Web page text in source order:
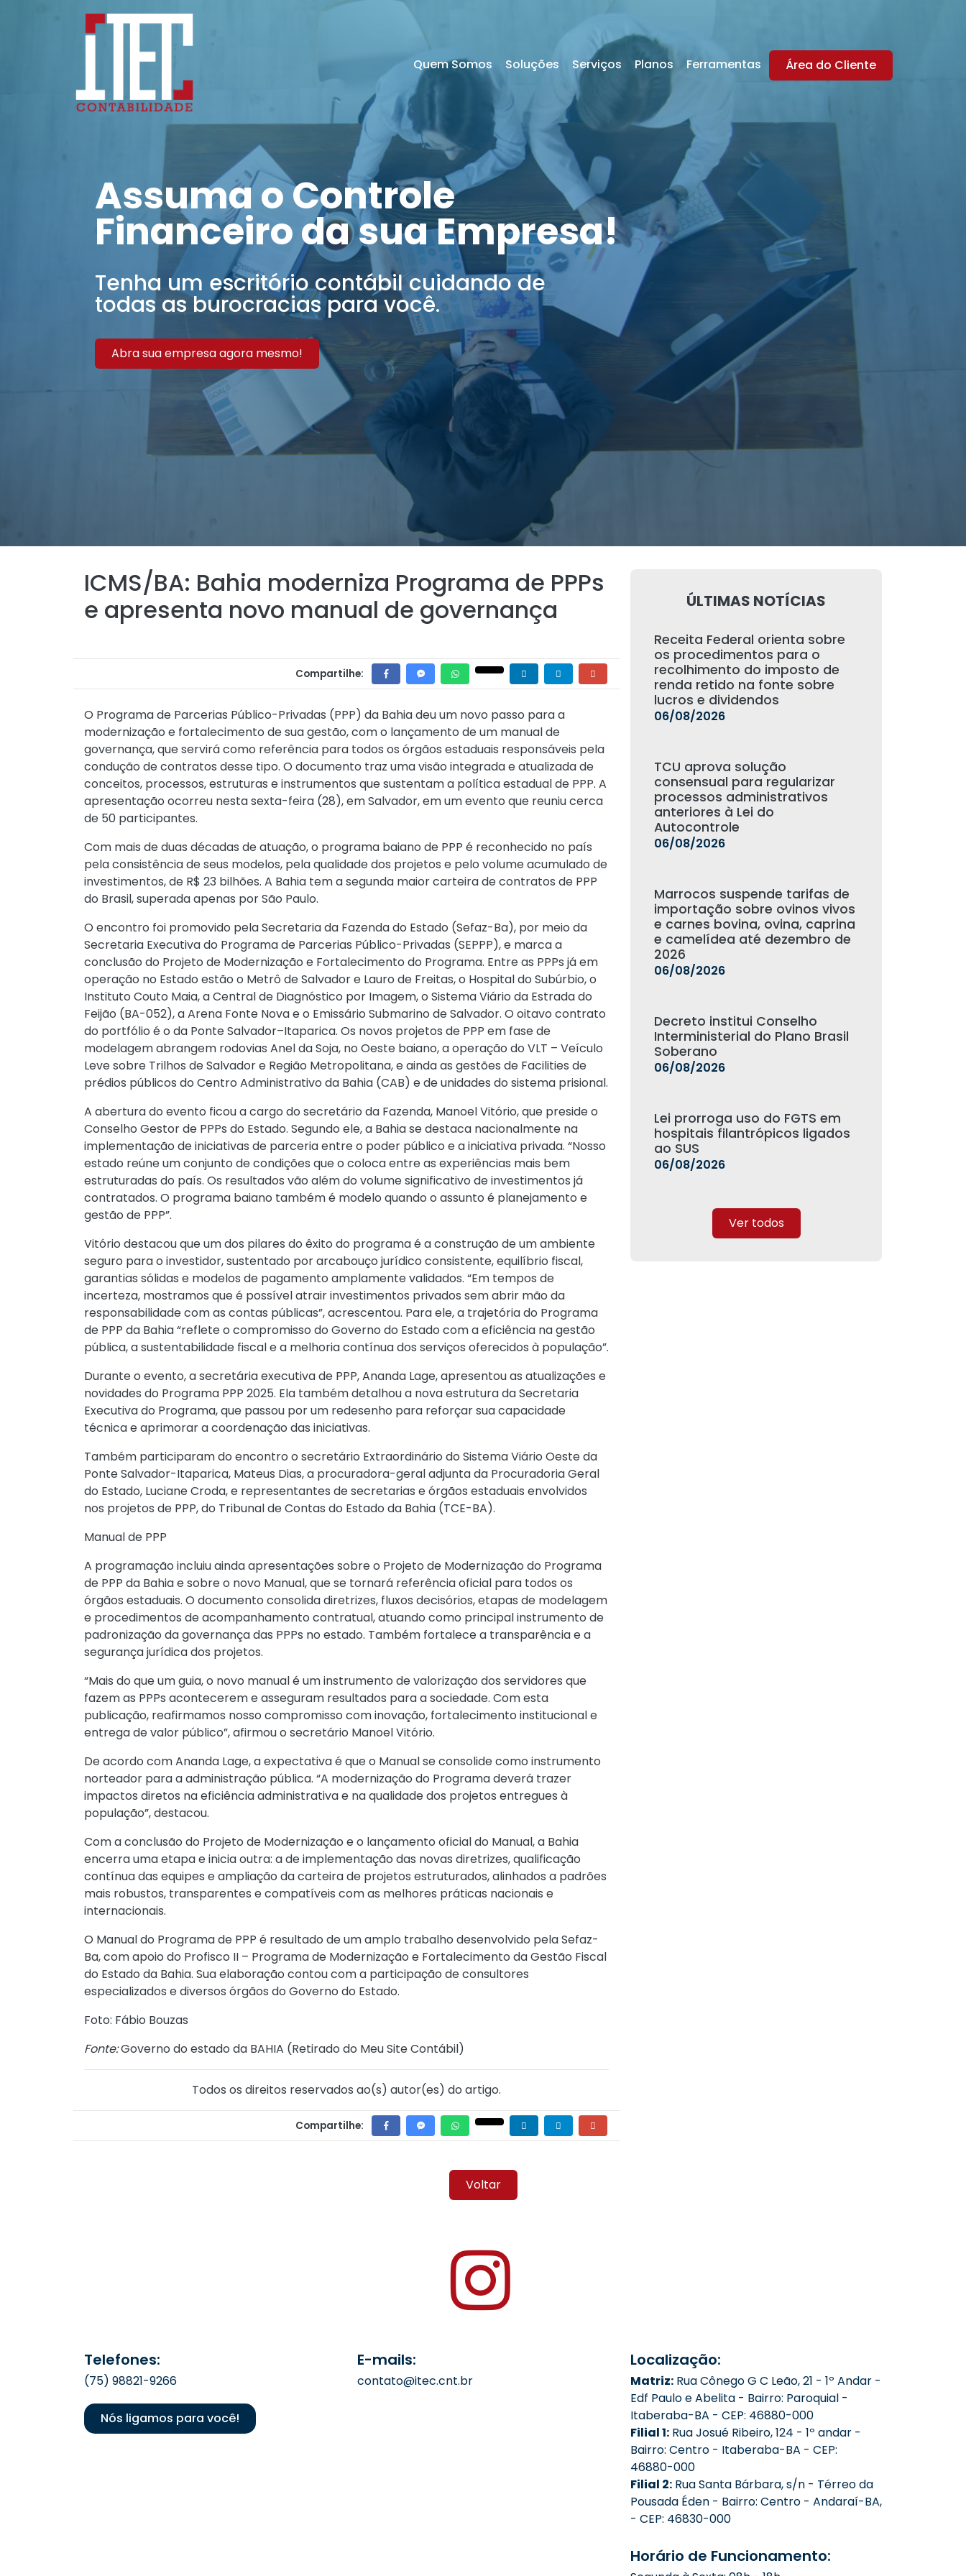
Quem Somos Soluções Serviços Planos Ferramentas Área do Cliente
Assuma o Controle
Financeiro da sua Empresa!
Tenha um escritório contábil cuidando de
todas as burocracias para você.
Abra sua empresa agora mesmo!
ICMS/BA: Bahia moderniza Programa de PPPs
e apresenta novo manual de governança
Compartilhe:
O Programa de Parcerias Público-Privadas (PPP) da Bahia deu um novo passo para a
modernização e fortalecimento de sua gestão, com o lançamento de um manual de
governança, que servirá como referência para todos os órgãos estaduais responsáveis pela
condução de contratos desse tipo. O documento traz uma visão integrada e atualizada de
conceitos, processos, estruturas e instrumentos que sustentam a política estadual de PPP. A
apresentação ocorreu nesta sexta-feira (28), em Salvador, em um evento que reuniu cerca
de 50 participantes.
Com mais de duas décadas de atuação, o programa baiano de PPP é reconhecido no país
pela consistência de seus modelos, pela qualidade dos projetos e pelo volume acumulado de
investimentos, de R$ 23 bilhões. A Bahia tem a segunda maior carteira de contratos de PPP
do Brasil, superada apenas por São Paulo.
O encontro foi promovido pela Secretaria da Fazenda do Estado (Sefaz-Ba), por meio da
Secretaria Executiva do Programa de Parcerias Público-Privadas (SEPPP), e marca a
conclusão do Projeto de Modernização e Fortalecimento do Programa. Entre as PPPs já em
operação no Estado estão o Metrô de Salvador e Lauro de Freitas, o Hospital do Subúrbio, o
Instituto Couto Maia, a Central de Diagnóstico por Imagem, o Sistema Viário da Estrada do
Feijão (BA-052), a Arena Fonte Nova e o Emissário Submarino de Salvador. O oitavo contrato
do portfólio é o da Ponte Salvador–Itaparica. Os novos projetos de PPP em fase de
modelagem abrangem rodovias Anel da Soja, no Oeste baiano, a operação do VLT – Veículo
Leve sobre Trilhos de Salvador e Região Metropolitana, e ainda as gestões de Facilities de
prédios públicos do Centro Administrativo da Bahia (CAB) e de unidades do sistema prisional.
A abertura do evento ficou a cargo do secretário da Fazenda, Manoel Vitório, que preside o
Conselho Gestor de PPPs do Estado. Segundo ele, a Bahia se destaca nacionalmente na
implementação de iniciativas de parceria entre o poder público e a iniciativa privada. “Nosso
estado reúne um conjunto de condições que o coloca entre as experiências mais bem
estruturadas do país. Os resultados vão além do volume significativo de investimentos já
contratados. O programa baiano também é modelo quando o assunto é planejamento e
gestão de PPP”.
Vitório destacou que um dos pilares do êxito do programa é a construção de um ambiente
seguro para o investidor, sustentado por arcabouço jurídico consistente, equilíbrio fiscal,
garantias sólidas e modelos de pagamento amplamente validados. “Em tempos de
incerteza, mostramos que é possível atrair investimentos privados sem abrir mão da
responsabilidade com as contas públicas”, acrescentou. Para ele, a trajetória do Programa
de PPP da Bahia “reflete o compromisso do Governo do Estado com a eficiência na gestão
pública, a sustentabilidade fiscal e a melhoria contínua dos serviços oferecidos à população”.
Durante o evento, a secretária executiva de PPP, Ananda Lage, apresentou as atualizações e
novidades do Programa PPP 2025. Ela também detalhou a nova estrutura da Secretaria
Executiva do Programa, que passou por um redesenho para reforçar sua capacidade
técnica e aprimorar a coordenação das iniciativas.
Também participaram do encontro o secretário Extraordinário do Sistema Viário Oeste da
Ponte Salvador-Itaparica, Mateus Dias, a procuradora-geral adjunta da Procuradoria Geral
do Estado, Luciane Croda, e representantes de secretarias e órgãos estaduais envolvidos
nos projetos de PPP, do Tribunal de Contas do Estado da Bahia (TCE-BA).
Manual de PPP
A programação incluiu ainda apresentações sobre o Projeto de Modernização do Programa
de PPP da Bahia e sobre o novo Manual, que se tornará referência oficial para todos os
órgãos estaduais. O documento consolida diretrizes, fluxos decisórios, etapas de modelagem
e procedimentos de acompanhamento contratual, atuando como principal instrumento de
padronização da governança das PPPs no estado. Também fortalece a transparência e a
segurança jurídica dos projetos.
“Mais do que um guia, o novo manual é um instrumento de valorização dos servidores que
fazem as PPPs acontecerem e asseguram resultados para a sociedade. Com esta
publicação, reafirmamos nosso compromisso com inovação, fortalecimento institucional e
entrega de valor público”, afirmou o secretário Manoel Vitório.
De acordo com Ananda Lage, a expectativa é que o Manual se consolide como instrumento
norteador para a administração pública. “A modernização do Programa deverá trazer
impactos diretos na eficiência administrativa e na qualidade dos projetos entregues à
população”, destacou.
Com a conclusão do Projeto de Modernização e o lançamento oficial do Manual, a Bahia
encerra uma etapa e inicia outra: a de implementação das novas diretrizes, qualificação
contínua das equipes e ampliação da carteira de projetos estruturados, alinhados a padrões
mais robustos, transparentes e compatíveis com as melhores práticas nacionais e
internacionais.
O Manual do Programa de PPP é resultado de um amplo trabalho desenvolvido pela Sefaz-
Ba, com apoio do Profisco II – Programa de Modernização e Fortalecimento da Gestão Fiscal
do Estado da Bahia. Sua elaboração contou com a participação de consultores
especializados e diversos órgãos do Governo do Estado.
Foto: Fábio Bouzas
Fonte:Governo do estado da BAHIA (Retirado do Meu Site Contábil)
Todos os direitos reservados ao(s) autor(es) do artigo.
Compartilhe:
ÚLTIMAS NOTÍCIAS
Receita Federal orienta sobre
os procedimentos para o
recolhimento do imposto de
renda retido na fonte sobre
lucros e dividendos
06/08/2026
TCU aprova solução
consensual para regularizar
processos administrativos
anteriores à Lei do
Autocontrole
06/08/2026
Marrocos suspende tarifas de
importação sobre ovinos vivos
e carnes bovina, ovina, caprina
e camelídea até dezembro de
2026
06/08/2026
Decreto institui Conselho
Interministerial do Plano Brasil
Soberano
06/08/2026
Lei prorroga uso do FGTS em
hospitais filantrópicos ligados
ao SUS
06/08/2026
Ver todos
Voltar
Telefones:
(75) 98821-9266
Nós ligamos para você!
E-mails:
contato@itec.cnt.br
Localização:
Matriz: Rua Cônego G C Leão, 21 - 1º Andar -
Edf Paulo e Abelita - Bairro: Paroquial -
Itaberaba-BA - CEP: 46880-000
Filial 1: Rua Josué Ribeiro, 124 - 1º andar -
Bairro: Centro - Itaberaba-BA - CEP:
46880-000
Filial 2: Rua Santa Bárbara, s/n - Térreo da
Pousada Éden - Bairro: Centro - Andaraí-BA,
- CEP: 46830-000
Horário de Funcionamento: